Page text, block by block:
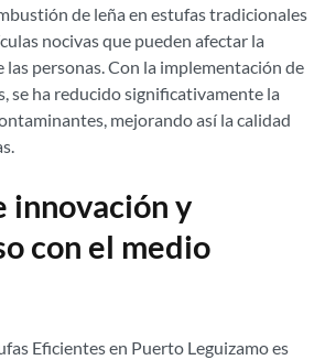
de leña en estufas tradicionales
nocivas que pueden afectar la
personas. Con la implementación de
se ha reducido significativamente la
mejorando así la calidad
innovación y
con el medio
Eficientes en Puerto Leguizamo es